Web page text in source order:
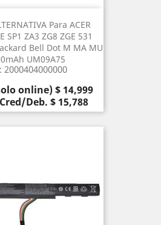
Para ACER
SP1 ZA3 ZG8 ZGE 531
Bell Dot M MA MU
UM09A75
2000404000000
online) $ 14,999
Deb. $ 15,788